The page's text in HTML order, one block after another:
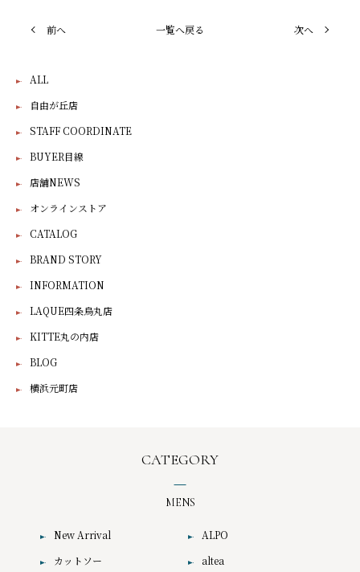
前へ 一覧へ戻る 次へ
ALL
自由が丘店
STAFF COORDINATE
BUYER目線
店舗NEWS
オンラインストア
CATALOG
BRAND STORY
INFORMATION
LAQUE四条烏丸店
KITTE丸の内店
BLOG
横浜元町店
CATEGORY
MENS
New Arrival
カットソー
ALPO
altea